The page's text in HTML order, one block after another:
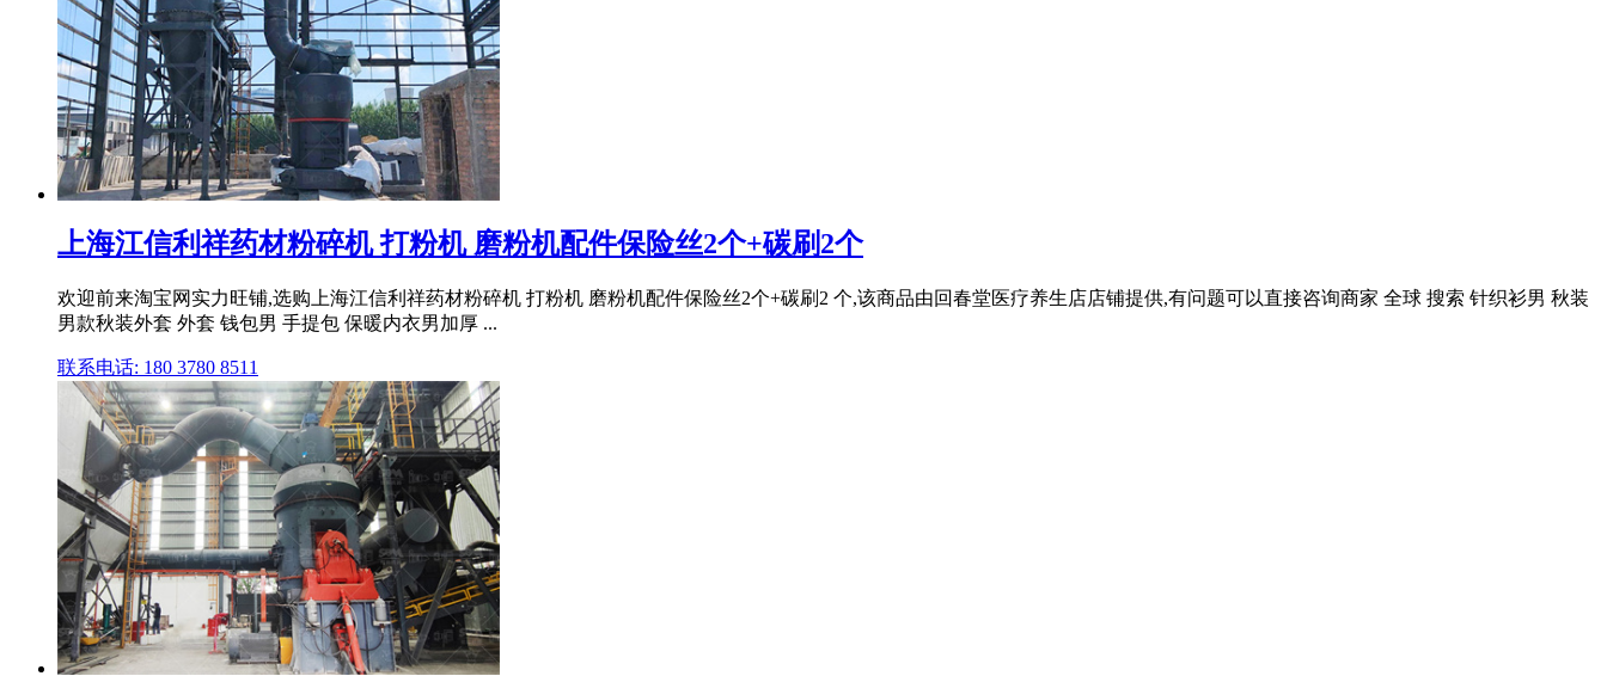
上海江信利祥药材粉碎机 打粉机 磨粉机配件保险丝2个+碳刷2个
欢迎前来淘宝网实力旺铺,选购上海江信利祥药材粉碎机 打粉机 磨粉机配件保险丝2个+碳刷2 个,该商品由回春堂医疗养生店店铺提供,有问题可以直接咨询商家 全球 搜索 针织衫男 秋装
男款秋装外套 外套 钱包男 手提包 保暖内衣男加厚 ...
联系电话: 180 3780 8511